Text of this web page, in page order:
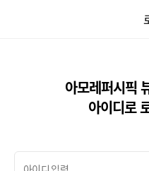
아모레퍼시픽
아이디로